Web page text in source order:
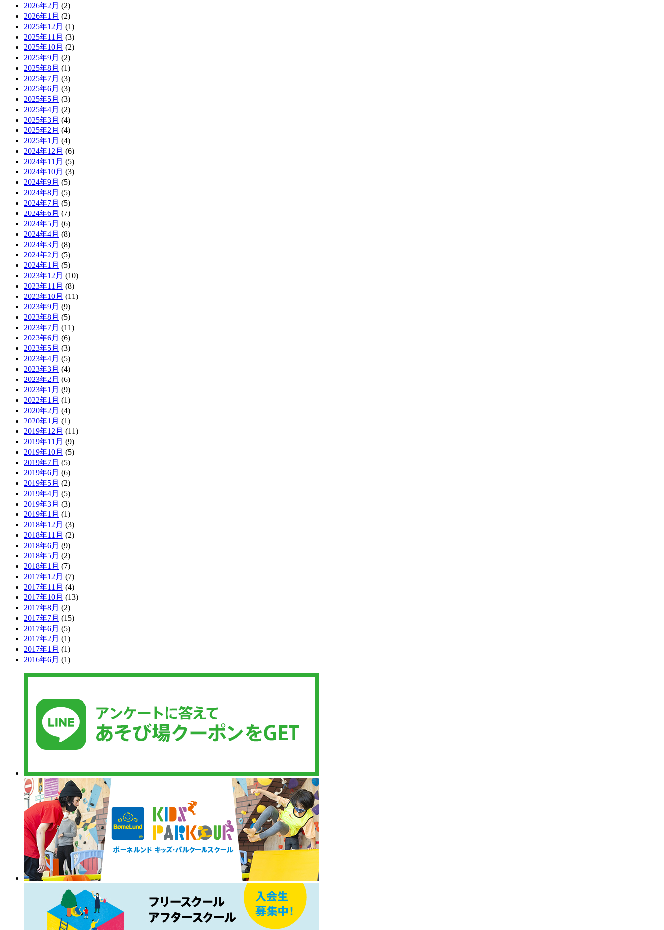
2026年2月 (2)
2026年1月 (2)
2025年12月 (1)
2025年11月 (3)
2025年10月 (2)
2025年9月 (2)
2025年8月 (1)
2025年7月 (3)
2025年6月 (3)
2025年5月 (3)
2025年4月 (2)
2025年3月 (4)
2025年2月 (4)
2025年1月 (4)
2024年12月 (6)
2024年11月 (5)
2024年10月 (3)
2024年9月 (5)
2024年8月 (5)
2024年7月 (5)
2024年6月 (7)
2024年5月 (6)
2024年4月 (8)
2024年3月 (8)
2024年2月 (5)
2024年1月 (5)
2023年12月 (10)
2023年11月 (8)
2023年10月 (11)
2023年9月 (9)
2023年8月 (5)
2023年7月 (11)
2023年6月 (6)
2023年5月 (3)
2023年4月 (5)
2023年3月 (4)
2023年2月 (6)
2023年1月 (9)
2022年1月 (1)
2020年2月 (4)
2020年1月 (1)
2019年12月 (11)
2019年11月 (9)
2019年10月 (5)
2019年7月 (5)
2019年6月 (6)
2019年5月 (2)
2019年4月 (5)
2019年3月 (3)
2019年1月 (1)
2018年12月 (3)
2018年11月 (2)
2018年6月 (9)
2018年5月 (2)
2018年1月 (7)
2017年12月 (7)
2017年11月 (4)
2017年10月 (13)
2017年8月 (2)
2017年7月 (15)
2017年6月 (5)
2017年2月 (1)
2017年1月 (1)
2016年6月 (1)